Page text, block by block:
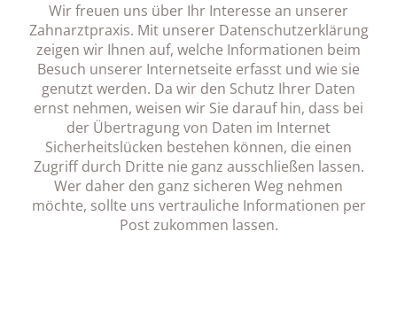
Wir freuen uns über Ihr Interesse an unserer
Zahnarztpraxis. Mit unserer Datenschutzerklärung
zeigen wir Ihnen auf, welche Informationen beim
Besuch unserer Internetseite erfasst und wie sie
genutzt werden. Da wir den Schutz Ihrer Daten
ernst nehmen, weisen wir Sie darauf hin, dass bei
der Übertragung von Daten im Internet
Sicherheitslücken bestehen können, die einen
Zugriff durch Dritte nie ganz ausschließen lassen.
Wer daher den ganz sicheren Weg nehmen
möchte, sollte uns vertrauliche Informationen per
Post zukommen lassen.